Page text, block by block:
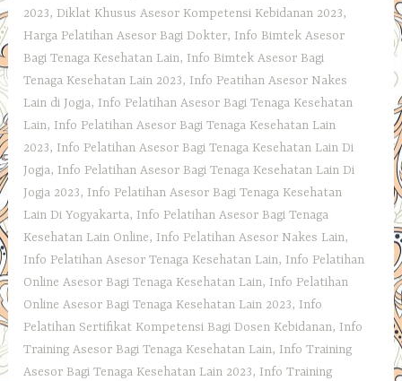
2023,Diklat Khusus Asesor Kompetensi Kebidanan 2023,
Harga Pelatihan Asesor Bagi Dokter, Info Bimtek Asesor
Bagi Tenaga Kesehatan Lain, Info Bimtek Asesor Bagi
Tenaga Kesehatan Lain 2023, Info Peatihan Asesor Nakes
Lain di Jogja, Info Pelatihan Asesor Bagi Tenaga Kesehatan
Lain, Info Pelatihan Asesor Bagi Tenaga Kesehatan Lain
2023, Info Pelatihan Asesor Bagi Tenaga Kesehatan Lain Di
Jogja, Info Pelatihan Asesor Bagi Tenaga Kesehatan Lain Di
Jogja 2023, Info Pelatihan Asesor Bagi Tenaga Kesehatan
Lain Di Yogyakarta, Info Pelatihan Asesor Bagi Tenaga
Kesehatan Lain Online, Info Pelatihan Asesor Nakes Lain,
Info Pelatihan Asesor Tenaga Kesehatan Lain, Info Pelatihan
Online Asesor Bagi Tenaga Kesehatan Lain, Info Pelatihan
Online Asesor Bagi Tenaga Kesehatan Lain 2023, Info
Pelatihan Sertifikat Kompetensi Bagi Dosen Kebidanan, Info
Training Asesor Bagi Tenaga Kesehatan Lain, Info Training
Asesor Bagi Tenaga Kesehatan Lain 2023, Info Training